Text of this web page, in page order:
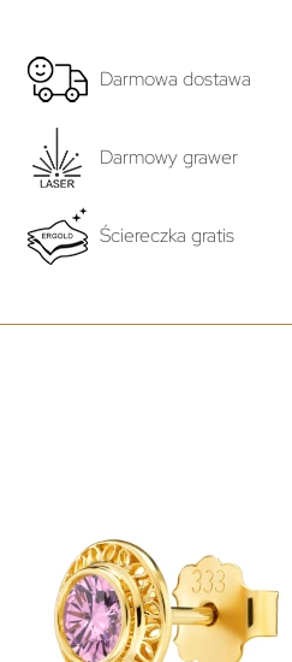
Darmowa dostawa
Darmowy grawer
Ściereczka gratis